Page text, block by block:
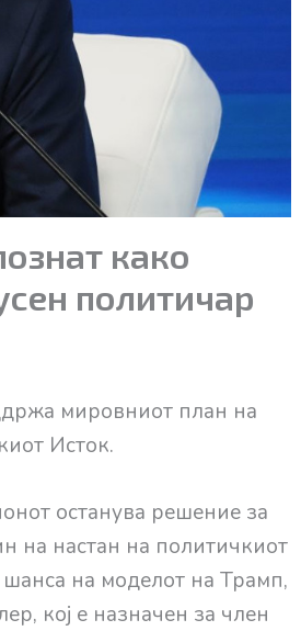
како
политичар
мировниот план на
Исток.
останува решение за
на настан на политичкиот
на моделот на Трамп,
кој е назначен за член